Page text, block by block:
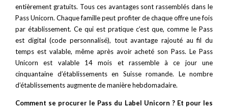
entièrement gratuits. Tous ces avantages sont rassemblés dans le
Pass Unicorn. Chaque famille peut profiter de chaque offre une fois
par établissement. Ce qui est pratique c’est que, comme le Pass
est digital (code personnalisé), tout avantage rajouté au fil du
temps est valable, même après avoir acheté son Pass. Le Pass
Unicorn est valable 14 mois et rassemble à ce jour une
cinquantaine d’établissements en Suisse romande. Le nombre
d’établissements augmente de manière hebdomadaire.
Comment se procurer le Pass du Label Unicorn ? Et pour les